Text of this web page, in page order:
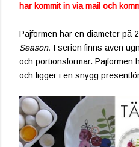
har kommit in via mail och
Pajformen har en diameter på
Season. I serien finns även
och portionsformar. Pajformen
och ligger i en snygg